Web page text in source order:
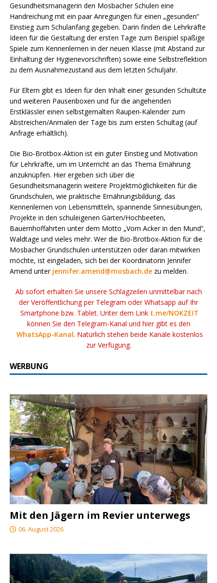
Gesundheitsmanagerin den Mosbacher Schulen eine
Handreichung mit ein paar Anregungen für einen „gesunden“
Einstieg zum Schulanfang gegeben. Darin finden die Lehrkräfte
Ideen für die Gestaltung der ersten Tage zum Beispiel spaßige
Spiele zum Kennenlernen in der neuen Klasse (mit Abstand zur
Einhaltung der Hygienevorschriften) sowie eine Selbstreflektion
zu dem Ausnahmezustand aus dem letzten Schuljahr.
Für Eltern gibt es Ideen für den Inhalt einer gesunden Schultüte
und weiteren Pausenboxen und für die angehenden
Erstklässler einen selbstgemalten Raupen-Kalender zum
Abstreichen/Anmalen der Tage bis zum ersten Schultag (auf
Anfrage erhältlich).
Die Bio-Brotbox-Aktion ist ein guter Einstieg und Motivation
für Lehrkräfte, um im Unterricht an das Thema Ernährung
anzuknüpfen. Hier ergeben sich über die
Gesundheitsmanagerin weitere Projektmöglichkeiten für die
Grundschulen, wie praktische Ernährungsbildung, das
Kennenlernen von Lebensmitteln, spannende Sinnesübungen,
Projekte in den schuleigenen Gärten/Hochbeeten,
Bauernhoffahrten unter dem Motto „Vom Acker in den Mund“,
Waldtage und vieles mehr. Wer die Bio-Brotbox-Aktion für die
Mosbacher Grundschulen unterstützen oder daran mitwirken
möchte, ist eingeladen, sich bei der Koordinatorin Jennifer
Amend unter jennifer.amend@mosbach.de zu melden.
Ab sofort erhalten Sie unsere Schlagzeilen unmittelbar nach
der Veröffentlichung per Telegram oder Whatsapp auf Ihr
Smartphone bzw. Tablet. Unter dem Link t.me/NOKZEIT
können Sie den Telegram-Kanal und hier gibt es den
WhatsApp-Kanal. Natürlich stehen beide Kanäle kostenlos
zur Verfügung.
WERBUNG
Mit den Jägern im Revier unterwegs
06. August 2026